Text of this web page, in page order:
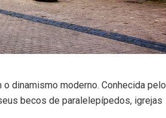
dinamismo moderno. Conhecida pelo
becos de paralelepípedos, igrejas